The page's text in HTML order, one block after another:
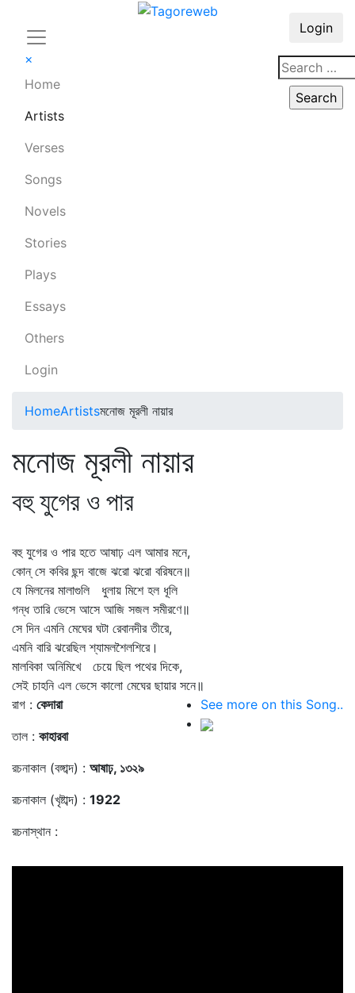
×
Home
Artists
Verses
Songs
Novels
Stories
Plays
Essays
Others
Login
Login
HomeArtistsমনোজ মূরলী নায়ার
মনোজ মূরলী নায়ার
বহু যুগের ও পার
বহু যুগের ও পার হতে আষাঢ় এল আমার মনে,
কোন্‌ সে কবির ছন্দ বাজে ঝরো ঝরো বরিষনে॥
যে মিলনের মালাগুলি ধুলায় মিশে হল ধূলি
গন্ধ তারি ভেসে আসে আজি সজল সমীরণে॥
সে দিন এমনি মেঘের ঘটা রেবানদীর তীরে,
এমনি বারি ঝরেছিল শ্যামলশৈলশিরে।
মালবিকা অনিমিখে চেয়ে ছিল পথের দিকে,
সেই চাহনি এল ভেসে কালো মেঘের ছায়ার সনে॥
রাগ : কেদারা
তাল : কাহারবা
রচনাকাল (বঙ্গাব্দ) : আষাঢ়, ১৩২৯
রচনাকাল (খৃষ্টাব্দ) : 1922
রচনাস্থান :
See more on this Song..